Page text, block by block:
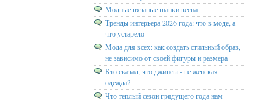
Модные вязаные шапки весна
Тренды интерьера 2026 года: что в моде, а
что устарело
Мода для всех: как создать стильный образ,
не зависимо от своей фигуры и размера
Кто сказал, что джинсы - не женская
одежда?
Что теплый сезон грядущего года нам